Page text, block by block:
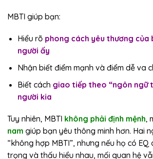
MBTI giúp bạn:
Hiểu rõ phong cách yêu thương của
người ấy
Nhận biết điểm mạnh và điểm dễ va
Biết cách giao tiếp theo “ngôn ngữ
người kia
Tuy nhiên, MBTI không phải định mệnh,
nam giúp bạn yêu thông minh hơn. Hai
“không hợp MBTI”, nhưng nếu họ có
trọng và thấu hiểu nhau, mối quan hệ